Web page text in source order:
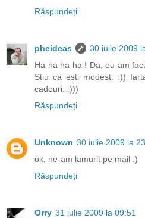
Răspundeți
pheideas
30 iulie 2009
Ha ha ha ha ! Da, eu am
Stiu ca esti modest. :))
cadouri. :)))
Răspundeți
Unknown 30 iulie 2009 la
ok, ne-am lamurit pe mail :)
Răspundeți
Orry 31 iulie 2009 la 09:51